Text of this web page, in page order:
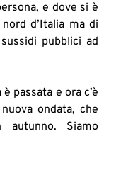
e dove si è
d’Italia ma di
pubblici ad
passata e ora c’è
ondata, che
Siamo